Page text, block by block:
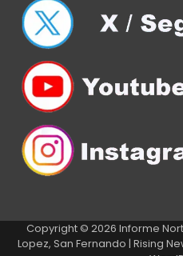
Copyright © 2026 Informe
Lopez, San Fernando | Rising